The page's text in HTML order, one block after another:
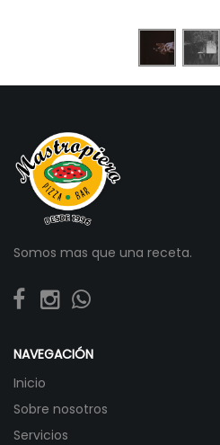
Somos mas que una receta.
NAVEGACIÓN
Inicio
Sobre nosotros
Servicios